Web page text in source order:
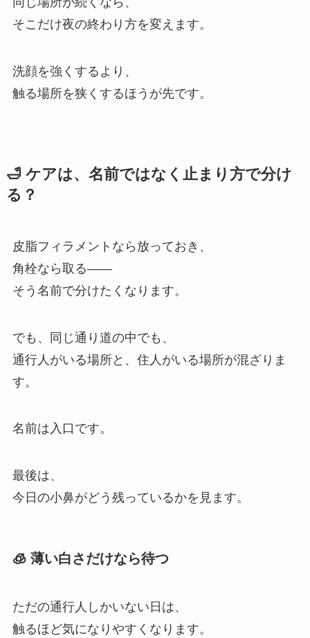
そこだけ夜の終わり方を変えます。
洗顔を強くするより、
触る場所を狭くするほうが先です。
🛁 ケアは、名前ではなく止まり方で分け
る？
皮脂フィラメントなら放っておき、
角栓なら取る——
そう名前で分けたくなります。
でも、同じ通り道の中でも、
通行人がいる場所と、住人がいる場所が混ざりま
す。
名前は入口です。
最後は、
今日の小鼻がどう残っているかを見ます。
🧊 薄い白さだけなら待つ
ただの通行人しかいない日は、
触るほど気になりやすくなります。